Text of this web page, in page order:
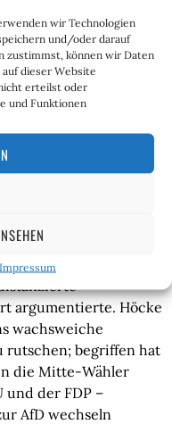
wir Technologien
und/oder darauf
zustimmst, können wir Daten
dieser Website
erteilst oder
und Funktionen
Impressum
halbwegs
ist, kann sie
Das Parteienkartell
unter 50 Prozent
mittelfristig einen
– und
CDU gut stellen und
beim WELT-Duell
dass er sich sogar
–
argumentierte. Höcke
wachsweiche
rutschen; begriffen hat
die Mitte-Wähler
und der FDP –
AfD wechseln